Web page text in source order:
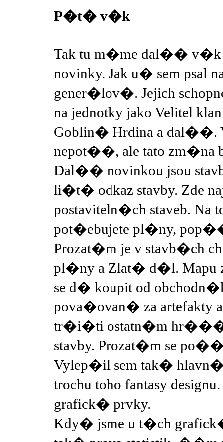
P�t� v�k
Tak tu m�me dal��
novinky. Jak u� sem
gener�lov�. Jejich
na jednotky jako Velitel
Goblin� Hrdina a
nepot��, ale tato zm�na
Dal�� novinkou jsou
li�t� odkaz stavby. Zde
postaviteln�ch staveb. Na
pot�ebujete pl�ny,
Prozat�m je v stavb�ch
pl�ny a Zlat� d�l. Mapu
se d� koupit od
pova�ovan� za artefakty
tr�i�ti ostatn�m
stavby. Prozat�m se
Vylep�il sem tak�
trochu toho fantasy
grafick� prvky.
Kdy� jsme u t�ch